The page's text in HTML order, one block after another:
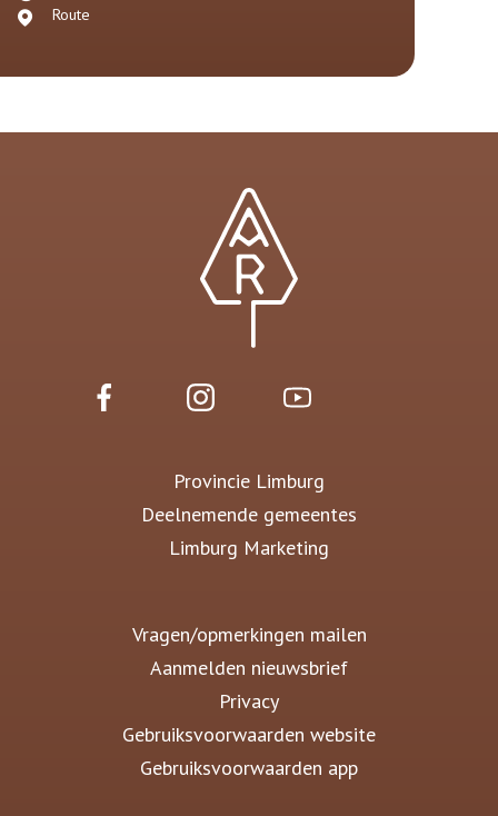
Route
Provincie Limburg
Deelnemende gemeentes
Limburg Marketing
Vragen/opmerkingen mailen
Aanmelden nieuwsbrief
Privacy
Gebruiksvoorwaarden website
Gebruiksvoorwaarden app